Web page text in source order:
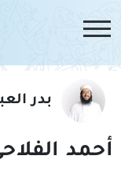
بدر
أحمد